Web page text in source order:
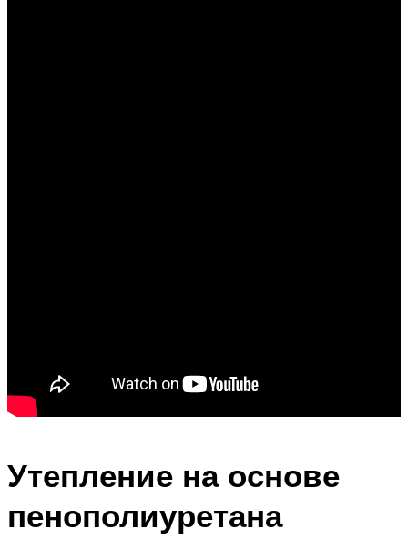
Утепление на основе
пенополиуретана